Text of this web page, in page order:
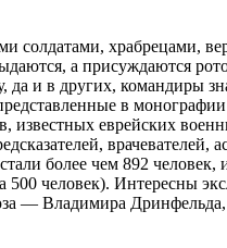
солдатами, храбрецами,
а присуждаются
да и в других, командиры
в
известных еврейских
врачевателей,
более чем 892 человек,
человек). Интересны
— Владимира